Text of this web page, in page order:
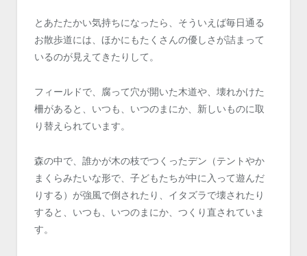
とあたたかい気持ちになったら、そういえば毎日通る
お散歩道には、ほかにもたくさんの優しさが詰まって
いるのが見えてきたりして。
フィールドで、腐って穴が開いた木道や、壊れかけた
柵があると、いつも、いつのまにか、新しいものに取
り替えられています。
森の中で、誰かが木の枝でつくったデン（テントやか
まくらみたいな形で、子どもたちが中に入って遊んだ
りする）が強風で倒されたり、イタズラで壊されたり
すると、いつも、いつのまにか、つくり直されていま
す。